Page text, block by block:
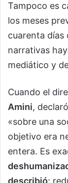
Tampoco es
los meses
cuarenta días
narrativas
mediático y
Cuando el
Amini,
«sobre una
objetivo era
entera. Es
describió: